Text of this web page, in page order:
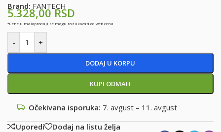
Brand: FANTECH
5.328,00RSD
*Cene u maloprodaji se mogu razlikovati od web cena
- +
DODAJ U KORPU
KUPI ODMAH
Očekivana isporuka: 7. avgust – 11. avgust
Uporedi
Dodaj na listu želja